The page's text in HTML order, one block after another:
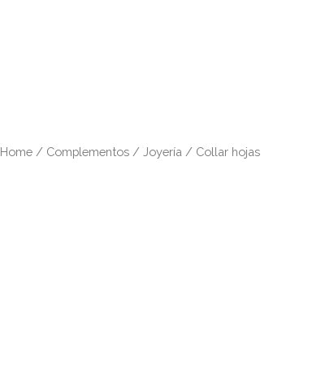
Home / Complementos / Joyería / Collar hojas